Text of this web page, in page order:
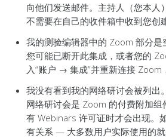
向他们发送邮件。主持人（您本
不需要在自己的收件箱中收到您创
我的测验编辑器中的 Zoom 部分是
您可能已断开此集成，或者您的
入“账户 → 集成”并重新连接 Zoom
我没有看到我的网络研讨会被列出。
网络研讨会是 Zoom 的付费附加
有 Webinars 许可证时才会出现。
有关系 — 大多数用户实际使用的就